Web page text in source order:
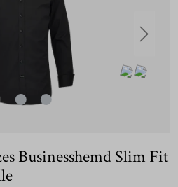
Businesshemd Slim Fit